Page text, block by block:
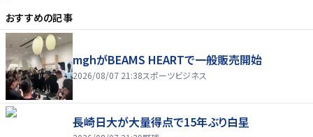
おすすめの記事
mghがBEAMS HEARTで一般販売開始
2026/08/07 21:38スポーツビジネス
長崎日大が大量得点で15年ぶり白星